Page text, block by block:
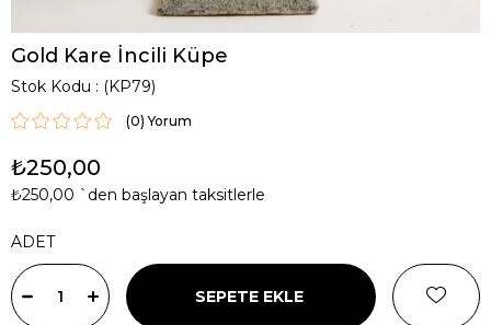
Gold Kare İncili Küpe
Stok Kodu (KP79)
(0)
₺250,00
₺250,00 `den başlayan taksitlerle
ADET